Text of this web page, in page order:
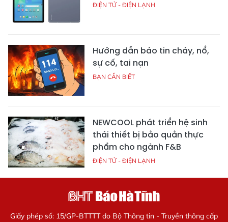
ĐIỆN TỬ - ĐIỆN LẠNH
Hướng dẫn báo tin cháy, nổ,
sự cố, tai nạn
BẠN CẦN BIẾT
NEWCOOL phát triển hệ sinh
thái thiết bị bảo quản thực
phẩm cho ngành F&B
ĐIỆN TỬ - ĐIỆN LẠNH
Giấy phép số: 15/GP-BTTTT do Bộ Thông tin - Truyền thông cấp